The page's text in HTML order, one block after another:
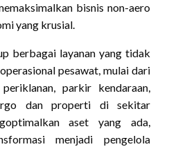
bisnis non-aero
yang krusial.
berbagai layanan yang tidak
pesawat, mulai dari
parkir kendaraan,
dan properti di sekitar
aset yang ada,
menjadi pengelola